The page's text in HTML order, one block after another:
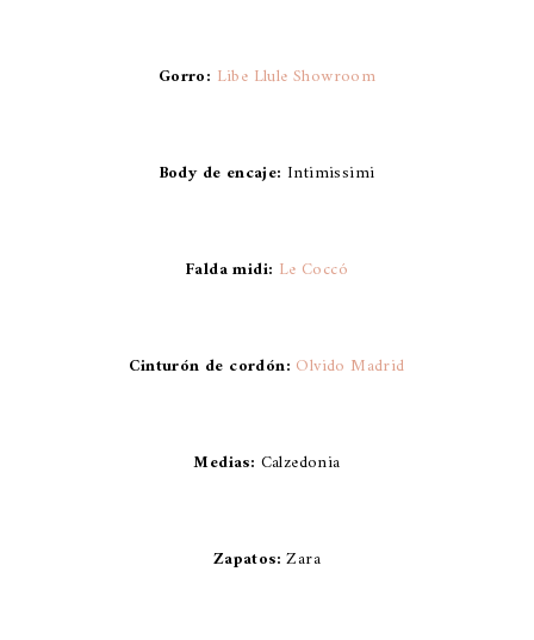
Gorro: Libe Llule Showroom
Body de encaje: Intimissimi
Falda midi: Le Coccó
Cinturón de cordón: Olvido Madrid
Medias: Calzedonia
Zapatos: Zara